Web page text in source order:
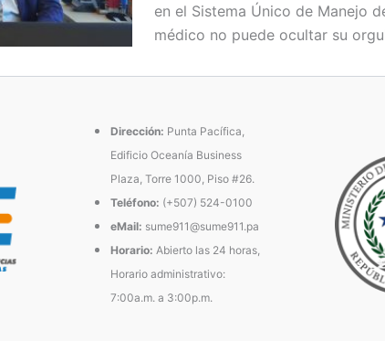
en el Sistema Único de Manejo
médico no puede ocultar su
Dirección: Punta Pacífica,
Edificio Oceanía Business
Plaza, Torre 1000, Piso #26.
Teléfono: (+507) 524-0100
eMail: sume911@sume911.pa
Horario: Abierto las 24 horas,
Horario administrativo:
7:00a.m. a 3:00p.m.